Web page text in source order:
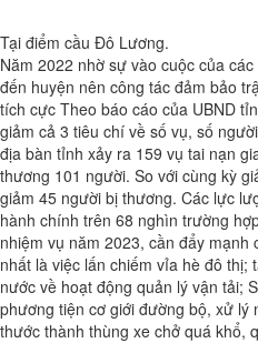
Tại điểm cầu Đô Lương.
Năm 2022 nhờ sự vào cuộc của
đến huyện nên công tác đảm bảo
tích cực Theo báo cáo của UBND
giảm cả 3 tiêu chí về số vụ, số
địa bàn tỉnh xảy ra 159 vụ tai nạn
thương 101 người. So với cùng kỳ
giảm 45 người bị thương. Các lực
hành chính trên 68 nghìn trường
nhiệm vụ năm 2023, cần đẩy mạnh
nhất là việc lấn chiếm vỉa hè đô
nước về hoạt động quản lý vận tải;
phương tiện cơ giới đường bộ, xử lý
thước thành thùng xe chở quá khổ,